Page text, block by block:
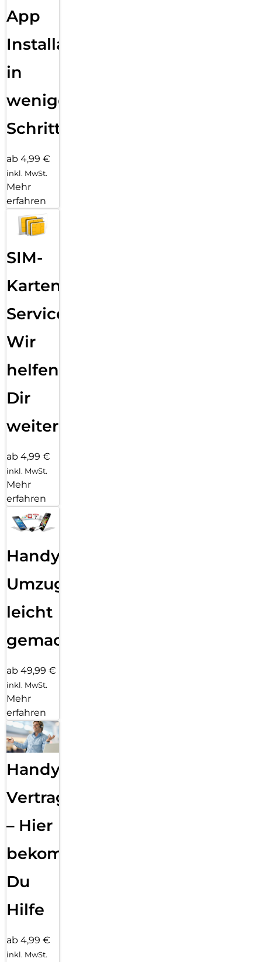
App
Installation
in
wenigen
Schritten
ab 4,99 €
inkl. MwSt.
Mehr
erfahren
SIM-
Karten
Service:
Wir
helfen
Dir
weiter
ab 4,99 €
inkl. MwSt.
Mehr
erfahren
Handy
Umzug
leicht
gemacht!
ab 49,99 €
inkl. MwSt.
Mehr
erfahren
Handy
Vertragsabwicklung
– Hier
bekommst
Du
Hilfe
ab 4,99 €
inkl. MwSt.